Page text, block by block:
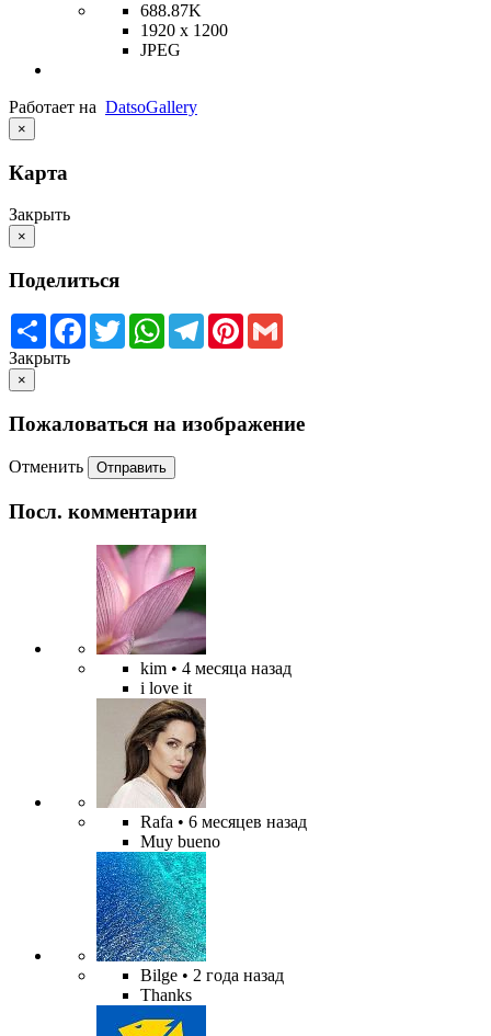
688.87K
1920 x 1200
JPEG
Работает на DatsoGallery
×
Карта
Закрыть
×
Поделиться
Share Facebook
TwitterWhatsApp
TelegramPinterest
Закрыть
×
Пожаловаться на изображение
Отменить Отправить
Посл. комментарии
kim • 4 месяца назад
i love it
Rafa • 6 месяцев назад
Muy bueno
Bilge • 2 года назад
Thanks